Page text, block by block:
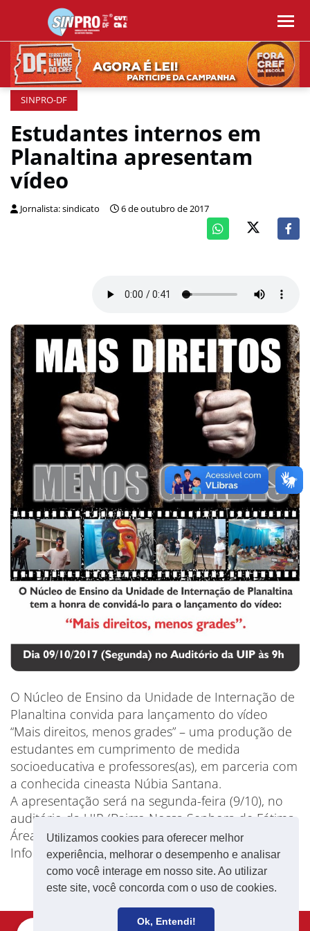
Utilizamos cookies para oferecer melhor
experiência, melhorar o desempenho e analisar
como você interage em nosso site. Ao utilizar
este site, você concorda com o uso de cookies.
Ok, Entendi!
SINPRO-DF
Estudantes internos em
Planaltina apresentam
vídeo
Jornalista: sindicato 6 de outubro de 2017
O Núcleo de Ensino da Unidade de Internação de
Planaltina convida para lançamento do vídeo
“Mais direitos, menos grades” – uma produção de
estudantes em cumprimento de medida
socioeducativa e professores(as), em parceria com
a conhecida cineasta Núbia Santana.
A apresentação será na segunda-feira (9/10), no
auditório da UIP (Bairro Nossa Senhora de Fátima,
Área Especial, Quadra 44 / 45), às 9h.
Informações: 3901-4680 (escola)